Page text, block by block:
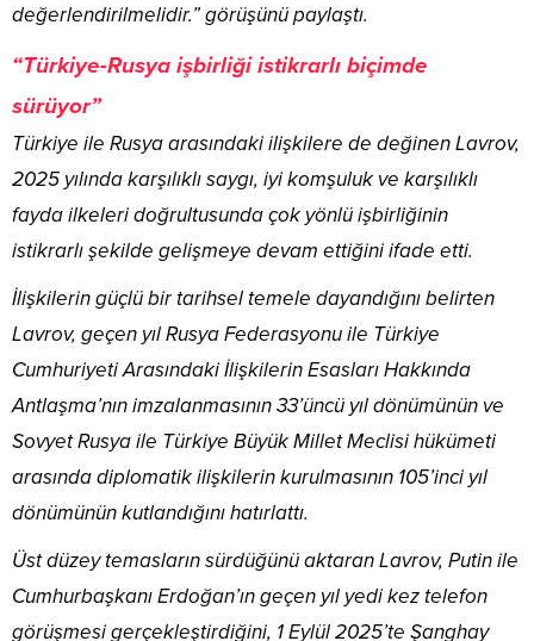
değerlendirilmelidir.” görüşünü paylaştı.
“Türkiye-Rusya işbirliği istikrarlı biçimde
sürüyor”
Türkiye ile Rusya arasındaki ilişkilere de değinen Lavrov,
2025 yılında karşılıklı saygı, iyi komşuluk ve karşılıklı
fayda ilkeleri doğrultusunda çok yönlü işbirliğinin
istikrarlı şekilde gelişmeye devam ettiğini ifade etti.
İlişkilerin güçlü bir tarihsel temele dayandığını belirten
Lavrov, geçen yıl Rusya Federasyonu ile Türkiye
Cumhuriyeti Arasındaki İlişkilerin Esasları Hakkında
Antlaşma’nın imzalanmasının 33’üncü yıl dönümünün ve
Sovyet Rusya ile Türkiye Büyük Millet Meclisi hükümeti
arasında diplomatik ilişkilerin kurulmasının 105’inci yıl
dönümünün kutlandığını hatırlattı.
Üst düzey temasların sürdüğünü aktaran Lavrov, Putin ile
Cumhurbaşkanı Erdoğan’ın geçen yıl yedi kez telefon
görüşmesi gerçekleştirdiğini, 1 Eylül 2025’te Şanghay